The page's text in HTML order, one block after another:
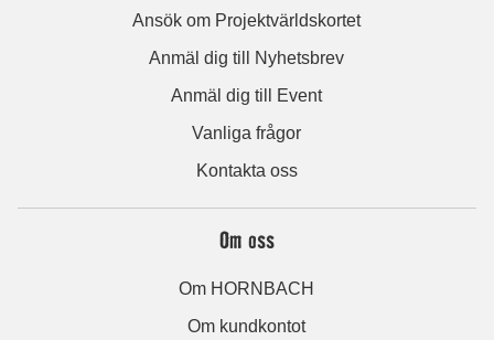
Ansök om Projektvärldskortet
Anmäl dig till Nyhetsbrev
Anmäl dig till Event
Vanliga frågor
Kontakta oss
Om oss
Om HORNBACH
Om kundkontot